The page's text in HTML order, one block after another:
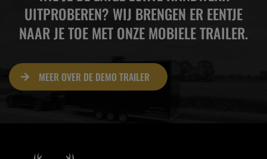
UITPROBEREN? WIJ BRENGEN ER EENTJE
NAAR JE TOE MET ONZE MOBIELE TRAILER.
MEER OVER DE DEMO TRAILER